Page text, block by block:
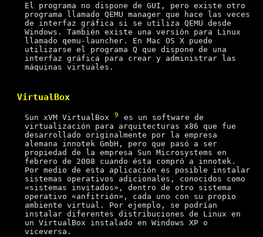
El programa no dispone de GUI, pero existe otro
programa llamado QEMU manager que hace las veces
de interfaz gráfica si se utiliza QEMU desde
Windows. También existe una versión para Linux
llamado qemu-launcher. En Mac OS X puede
utilizarse el programa Q que dispone de una
interfaz gráfica para crear y administrar las
máquinas virtuales.
VirtualBox
Sun xVM VirtualBox 9
es un software de
virtualización para arquitecturas x86 que fue
desarrollado originalmente por la empresa
alemana innotek GmbH, pero que pasó a ser
propiedad de la empresa Sun Microsystems en
febrero de 2008 cuando ésta compró a innotek.
Por medio de esta aplicación es posible instalar
sistemas operativos adicionales, conocidos como
«sistemas invitados», dentro de otro sistema
operativo «anfitrión», cada uno con su propio
ambiente virtual. Por ejemplo, se podrían
instalar diferentes distribuciones de Linux en
un VirtualBox instalado en Windows XP o
viceversa.